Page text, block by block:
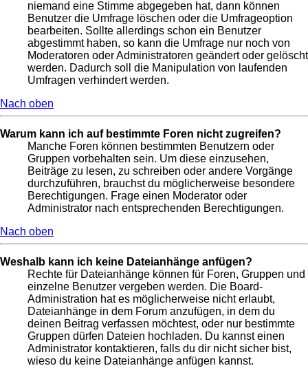
niemand eine Stimme abgegeben hat, dann können
Benutzer die Umfrage löschen oder die Umfrageoption
bearbeiten. Sollte allerdings schon ein Benutzer
abgestimmt haben, so kann die Umfrage nur noch von
Moderatoren oder Administratoren geändert oder gelöscht
werden. Dadurch soll die Manipulation von laufenden
Umfragen verhindert werden.
Nach oben
Warum kann ich auf bestimmte Foren nicht zugreifen?
Manche Foren können bestimmten Benutzern oder
Gruppen vorbehalten sein. Um diese einzusehen,
Beiträge zu lesen, zu schreiben oder andere Vorgänge
durchzuführen, brauchst du möglicherweise besondere
Berechtigungen. Frage einen Moderator oder
Administrator nach entsprechenden Berechtigungen.
Nach oben
Weshalb kann ich keine Dateianhänge anfügen?
Rechte für Dateianhänge können für Foren, Gruppen und
einzelne Benutzer vergeben werden. Die Board-
Administration hat es möglicherweise nicht erlaubt,
Dateianhänge in dem Forum anzufügen, in dem du
deinen Beitrag verfassen möchtest, oder nur bestimmte
Gruppen dürfen Dateien hochladen. Du kannst einen
Administrator kontaktieren, falls du dir nicht sicher bist,
wieso du keine Dateianhänge anfügen kannst.